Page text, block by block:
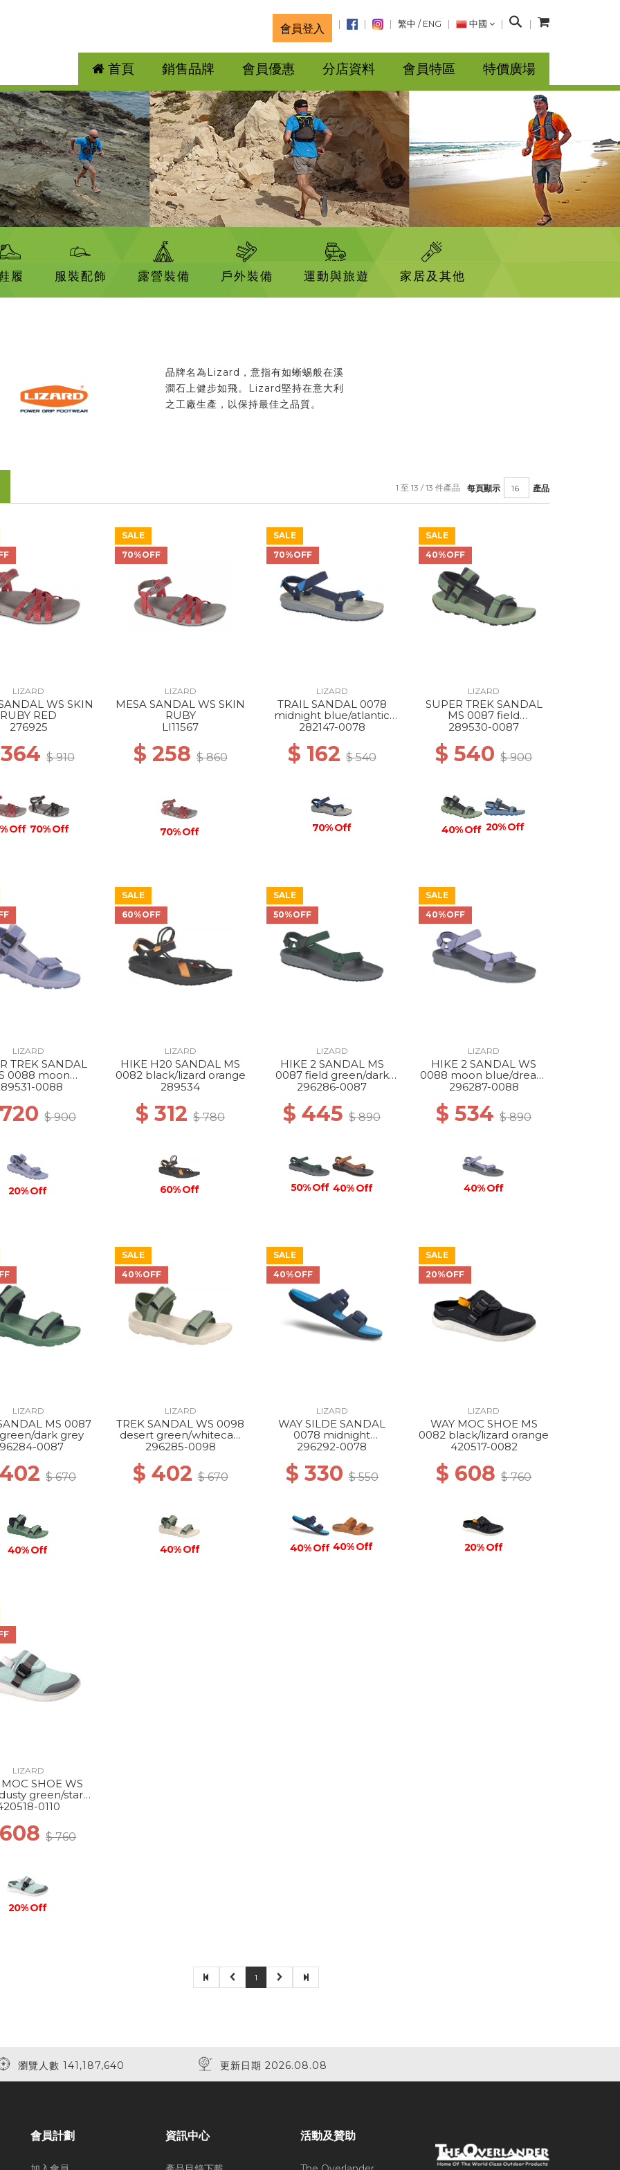
會員登入 繁中 / ENG 中國
搜
首頁 銷售品牌 會員優惠 分店資料 會員特區 特價廣場
履 服裝配飾 露營裝備 戶外裝備 運動與旅遊 家居及其他
品牌名為Lizard，意指有如蜥蜴般在溪
澗石上健步如飛。Lizard堅持在意大利
之工廠生產，以保持最佳之品質。
每頁顯示 產品
1 至 13 / 13 件產品
LIZARD
WS SKIN
RUBY RED
276925
$ 910
Off 70% Off
SALE
70%OFF
LIZARD
MESA SANDAL WS SKIN
RUBY
LI11567
$ 258$ 860
70% Off
SALE
70%OFF
LIZARD
TRAIL SANDAL 0078
midnight blue/atlantic
blue
282147-0078
$ 162 $ 540
70% Off
SALE
40%OFF
LIZARD
SUPER TREK SANDAL
MS 0087 field
green/dark grey
289530-0087
$ 540$ 900
40% Off 20% Off
LIZARD
TREK SANDAL
0088 moon
dream blue
0088
$ 900
20% Off
SALE
60%OFF
LIZARD
HIKE H20 SANDAL MS
0082 black/lizard orange
289534
$ 312$ 780
60% Off
SALE
50%OFF
LIZARD
HIKE 2 SANDAL MS
0087 field green/dark
grey
296286-0087
$ 445$ 890
50% Off 40% Off
SALE
40%OFF
LIZARD
HIKE 2 SANDAL WS
0088 moon blue/dream
blue
296287-0088
$ 534$ 890
40% Off
LIZARD
MS 0087
dark grey
0087
$ 670
40% Off
SALE
40%OFF
LIZARD
TREK SANDAL WS 0098
desert green/whitecap
grey
296285-0098
$ 402$ 670
40% Off
SALE
40%OFF
LIZARD
WAY SILDE SANDAL
0078 midnight
blue/atlantic blue
296292-0078
$ 330 $ 550
40% Off 40% Off
SALE
20%OFF
LIZARD
WAY MOC SHOE MS
0082 black/lizard orange
420517-0082
$ 608$ 760
20% Off
LIZARD
SHOE WS
green/star
white0110
$ 760
20% Off
1
瀏覽人數 141,187,640 更新日期 2026.08.08
會員計劃 資訊中心 活動及贊助